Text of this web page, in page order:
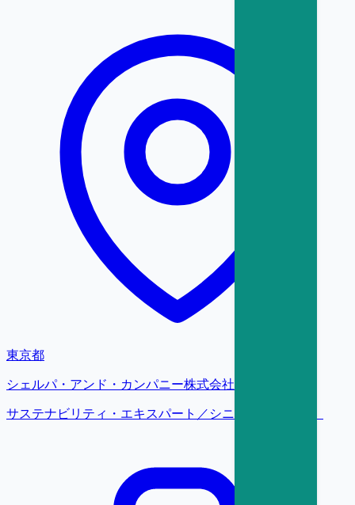
東京都
シェルパ・アンド・カンパニー株式会社
サステナビリティ・エキスパート／シニア以下【東京】